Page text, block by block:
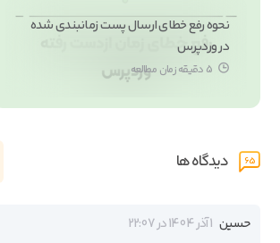
نحوه رفع خطای ارسال پست زمانبندی شده
در وردپرس
5 دقیقه زمان مطالعه
65 دیدگاه ها
حسین 1 آذر 1404 در 22:07